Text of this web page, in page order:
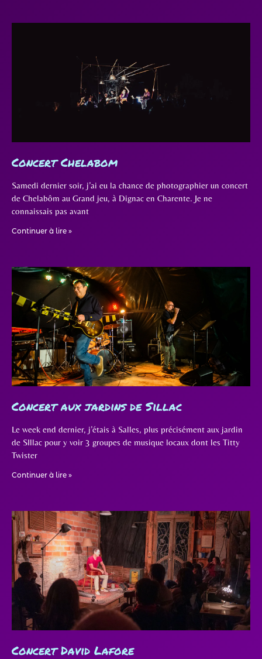
Concert Chelabom
Samedi dernier soir, j’ai eu la chance de photographier un concert
de Chelabôm au Grand jeu, à Dignac en Charente. Je ne
connaissais pas avant
Continuer à lire »
Concert aux jardins de Sillac
Le week end dernier, j’étais à Salles, plus précisément aux jardin
de SIllac pour y voir 3 groupes de musique locaux dont les Titty
Twister
Continuer à lire »
Concert David Lafore